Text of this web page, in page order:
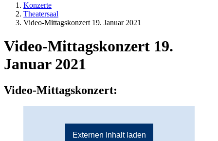
Konzerte
Theatersaal
Video-Mittagskonzert 19. Januar 2021
Video-Mittagskonzert 19.
Januar 2021
Video-Mittagskonzert:
Externen Inhalt laden